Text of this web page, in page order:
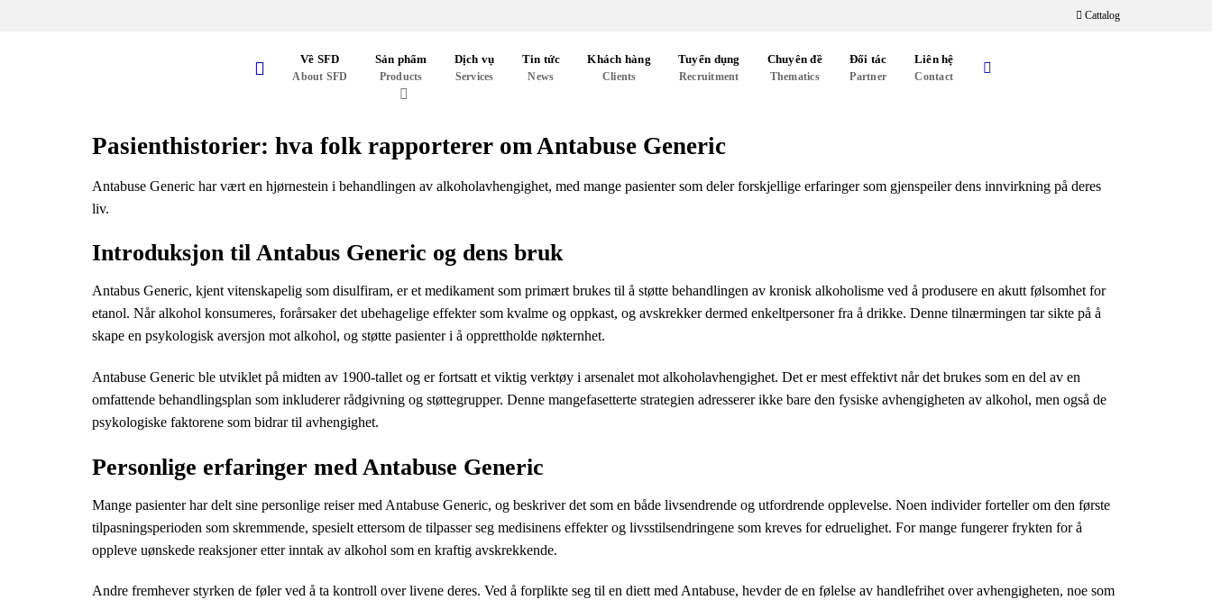
Cattalog
Về SFD
About SFD
Sản phẩm
Products
Dịch vụ
Services
Tin tức
News
Khách hàng
Clients
Tuyển dụng
Recruitment
Chuyên đề
Thematics
Đối tác
Partner
Liên hệ
Contact
Pasienthistorier: hva folk rapporterer om Antabuse Generic
Antabuse Generic har vært en hjørnestein i behandlingen av alkoholavhengighet, med mange pasienter som deler forskjellige erfaringer som gjenspeiler dens innvirkning på deres
liv.
Introduksjon til Antabus Generic og dens bruk
Antabus Generic, kjent vitenskapelig som disulfiram, er et medikament som primært brukes til å støtte behandlingen av kronisk alkoholisme ved å produsere en akutt følsomhet for
etanol. Når alkohol konsumeres, forårsaker det ubehagelige effekter som kvalme og oppkast, og avskrekker dermed enkeltpersoner fra å drikke. Denne tilnærmingen tar sikte på å
skape en psykologisk aversjon mot alkohol, og støtte pasienter i å opprettholde nøkternhet.
Antabuse Generic ble utviklet på midten av 1900-tallet og er fortsatt et viktig verktøy i arsenalet mot alkoholavhengighet. Det er mest effektivt når det brukes som en del av en
omfattende behandlingsplan som inkluderer rådgivning og støttegrupper. Denne mangefasetterte strategien adresserer ikke bare den fysiske avhengigheten av alkohol, men også de
psykologiske faktorene som bidrar til avhengighet.
Personlige erfaringer med Antabuse Generic
Mange pasienter har delt sine personlige reiser med Antabuse Generic, og beskriver det som en både livsendrende og utfordrende opplevelse. Noen individer forteller om den første
tilpasningsperioden som skremmende, spesielt ettersom de tilpasser seg medisinens effekter og livsstilsendringene som kreves for edruelighet. For mange fungerer frykten for å
oppleve uønskede reaksjoner etter inntak av alkohol som en kraftig avskrekkende.
Andre fremhever styrken de føler ved å ta kontroll over livene deres. Ved å forplikte seg til en diett med Antabuse, hevder de en følelse av handlefrihet over avhengigheten, noe som